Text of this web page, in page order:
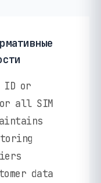
ID or
all SIM
data